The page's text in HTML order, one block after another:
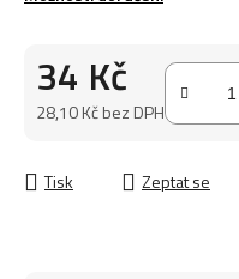
34 Kč
28,10 Kč bez DPH
Tisk Zeptat se